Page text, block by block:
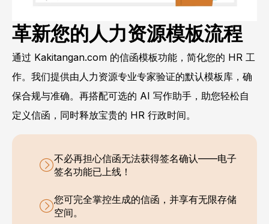
革新您的人力资源模板流程
通过 Kakitangan.com 的信函模板功能，简化您的 HR 工
作。我们提供由人力资源专业专家验证的默认模板库，确
保合规与准确。再搭配可选的 AI 写作助手，助您轻松自
定义信函，同时释放宝贵的 HR 行政时间。
不必再担心信函无法获得签名确认——电子
签名功能已上线！
您可完全掌控生成的信函，并享有无限存储
空间。